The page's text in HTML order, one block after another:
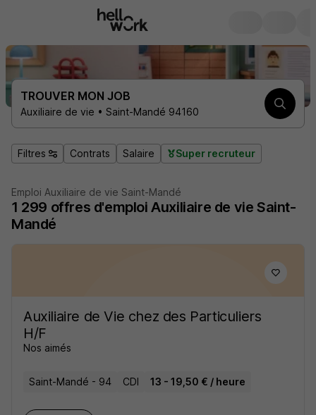
TROUVER MON JOB
Auxiliaire de vie • Saint-Mandé 94160
Filtres Contrats Salaire Super recruteur
Emploi Auxiliaire de vie Saint-Mandé
1 299 offres d'emploi Auxiliaire de vie Saint-
Mandé
Auxiliaire de Vie chez des Particuliers
H/F
Nos aimés
Saint-Mandé - 94 CDI 13 - 19,50 € / heure